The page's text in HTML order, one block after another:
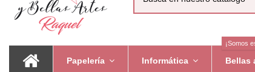
Papelería Informática Bellas
¡Somos